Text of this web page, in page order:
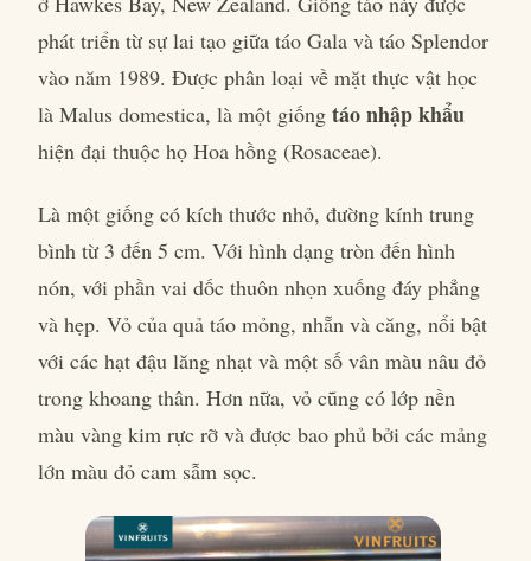
phát triển từ sự lai tạo giữa táo Gala và táo Splendor
vào năm 1989. Được phân loại về mặt thực vật học
là Malus domestica, là một giống táo nhập khẩu
hiện đại thuộc họ Hoa hồng (Rosaceae).
Là một giống có kích thước nhỏ, đường kính trung
bình từ 3 đến 5 cm. Với hình dạng tròn đến hình
nón, với phần vai dốc thuôn nhọn xuống đáy phẳng
và hẹp. Vỏ của quả táo mỏng, nhẵn và căng, nổi bật
với các hạt đậu lăng nhạt và một số vân màu nâu đỏ
trong khoang thân. Hơn nữa, vỏ cũng có lớp nền
màu vàng kim rực rỡ và được bao phủ bởi các mảng
lớn màu đỏ cam sẫm sọc.